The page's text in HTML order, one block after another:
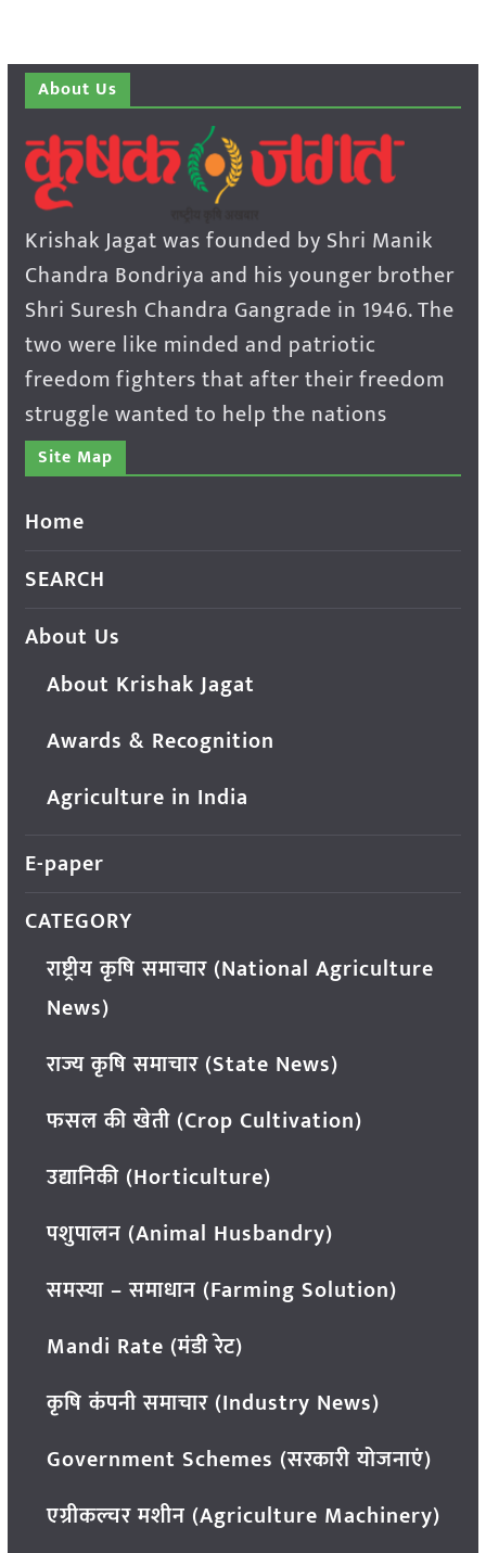
About Us
Krishak Jagat was founded by Shri Manik
Chandra Bondriya and his younger brother
Shri Suresh Chandra Gangrade in 1946. The
two were like minded and patriotic
freedom fighters that after their freedom
struggle wanted to help the nations
Site Map
Home
SEARCH
About Us
About Krishak Jagat
Awards & Recognition
Agriculture in India
E-paper
CATEGORY
राष्ट्रीय कृषि समाचार (National Agriculture
News)
राज्य कृषि समाचार (State News)
फसल की खेती (Crop Cultivation)
उद्यानिकी (Horticulture)
पशुपालन (Animal Husbandry)
समस्या – समाधान (Farming Solution)
Mandi Rate (मंडी रेट)
कृषि कंपनी समाचार (Industry News)
Government Schemes (सरकारी योजनाएं)
एग्रीकल्चर मशीन (Agriculture Machinery)